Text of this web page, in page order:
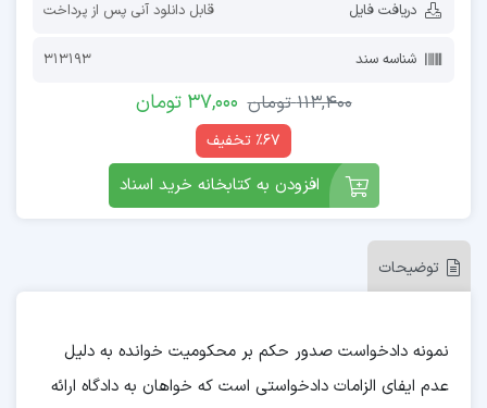
دریافت فایل قابل دانلود آنی پس از پرداخت
شناسه سند 313193
113,400 تومان 37,000 تومان
٪67 تخفیف
افزودن به کتابخانه خرید اسناد
توضیحات
نمونه دادخواست صدور حکم بر محکومیت خوانده به دلیل
عدم ایفای الزامات دادخواستی است که خواهان به دادگاه ارائه